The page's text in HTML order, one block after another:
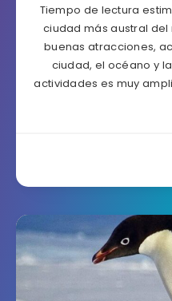
Tiempo de lectura
ciudad más austral
buenas atracciones,
ciudad, el océano y
actividades es muy